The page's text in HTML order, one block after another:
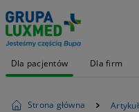
Dla pacjentów Dla firm
Strona główna